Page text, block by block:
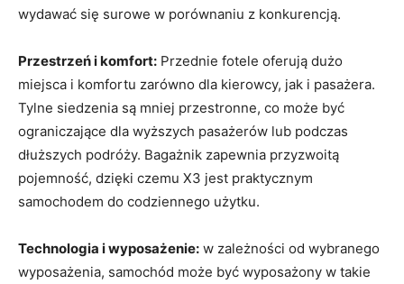
wydawać się surowe w porównaniu z konkurencją.
Przestrzeń i komfort: Przednie fotele oferują dużo
miejsca i komfortu zarówno dla kierowcy, jak i pasażera.
Tylne siedzenia są mniej przestronne, co może być
ograniczające dla wyższych pasażerów lub podczas
dłuższych podróży. Bagażnik zapewnia przyzwoitą
pojemność, dzięki czemu X3 jest praktycznym
samochodem do codziennego użytku.
Technologia i wyposażenie: w zależności od wybranego
wyposażenia, samochód może być wyposażony w takie